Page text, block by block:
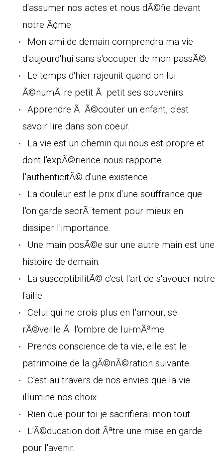
d'assumer nos actes et nous dÃ©fie devant
notre Ã¢me.
Mon ami de demain comprendra ma vie
d'aujourd'hui sans s'occuper de mon passÃ©.
Le temps d'hier rajeunit quand on lui
Ã©numÃ¨re petit Ã petit ses souvenirs.
Apprendre Ã Ã©couter un enfant, c'est
savoir lire dans son coeur.
La vie est un chemin qui nous est propre et
dont l'expÃ©rience nous rapporte
l'authenticitÃ© d'une existence.
La douleur est le prix d'une souffrance que
l'on garde secrÃ¨tement pour mieux en
dissiper l'importance.
Une main posÃ©e sur une autre main est une
histoire de demain.
La susceptibilitÃ© c'est l'art de s'avouer notre
faille.
Celui qui ne crois plus en l'amour, se
rÃ©veille Ã l'ombre de lui-mÃªme.
Prends conscience de ta vie, elle est le
patrimoine de la gÃ©nÃ©ration suivante.
C'est au travers de nos envies que la vie
illumine nos choix.
Rien que pour toi je sacrifierai mon tout.
L'Ã©ducation doit Ãªtre une mise en garde
pour l'avenir.